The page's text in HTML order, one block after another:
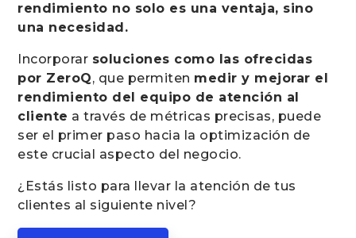
rendimiento no solo es una ventaja, sino
una necesidad.
Incorporar soluciones como las ofrecidas
por ZeroQ, que permiten medir y mejorar el
rendimiento del equipo de atención al
cliente a través de métricas precisas, puede
ser el primer paso hacia la optimización de
este crucial aspecto del negocio.
¿Estás listo para llevar la atención de tus
clientes al siguiente nivel?